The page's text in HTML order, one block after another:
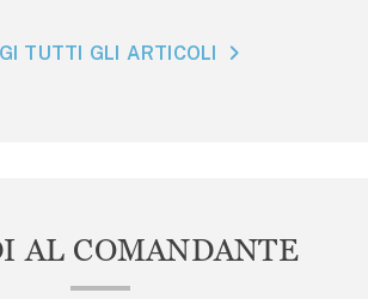
TUTTI GLI ARTICOLI
AL COMANDANTE